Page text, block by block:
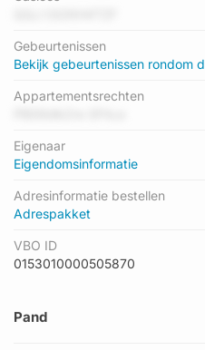
Gebeurtenissen
Bekijk gebeurtenissen rondom
Appartementsrechten
Eigenaar
Eigendomsinformatie
Adresinformatie bestellen
Adrespakket
VBO ID
0153010000505870
Pand